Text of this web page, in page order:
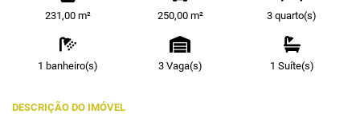
231,00 m² 250,00 m² 3 quarto(s)
1 banheiro(s) 3 Vaga(s) 1 Suíte(s)
DESCRIÇÃO DO IMÓVEL